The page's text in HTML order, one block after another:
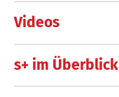
Videos
s+ im Überblick